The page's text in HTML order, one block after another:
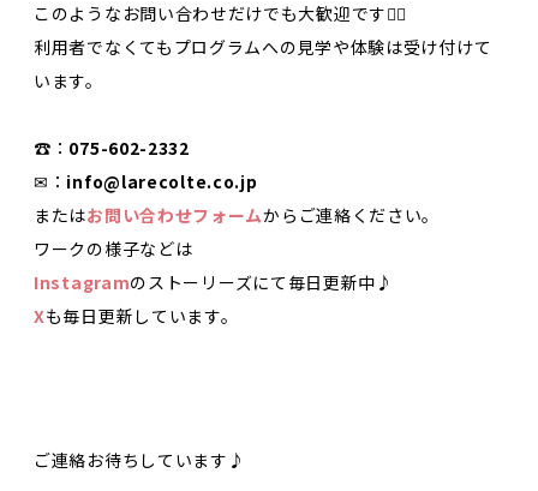
このようなお問い合わせだけでも大歓迎です🙋‍♀️
利用者でなくてもプログラムへの見学や体験は受け付けて
います。
☎： 075-602-2332
✉： info@larecolte.co.jp
またはお問い合わせフォームからご連絡ください。
ワークの様子などは
Instagramのストーリーズにて毎日更新中♪
Xも毎日更新しています。
ご連絡お待ちしています♪